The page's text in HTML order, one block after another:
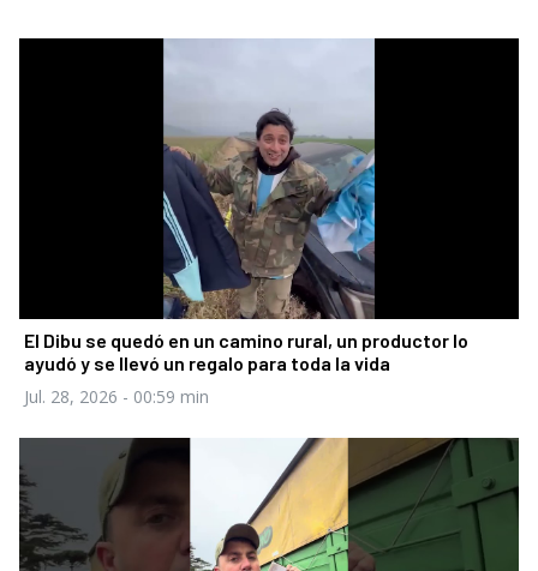
El Dibu se quedó en un camino rural, un productor lo
ayudó y se llevó un regalo para toda la vida
Jul. 28, 2026 - 00:59 min